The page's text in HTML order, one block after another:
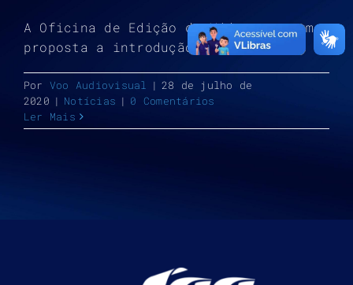
A Oficina de Edição de Vídeo tem como
proposta a introdução das [...]
Por Voo Audiovisual | 28 de julho de
2020 | Notícias | 0 Comentários
Ler Mais